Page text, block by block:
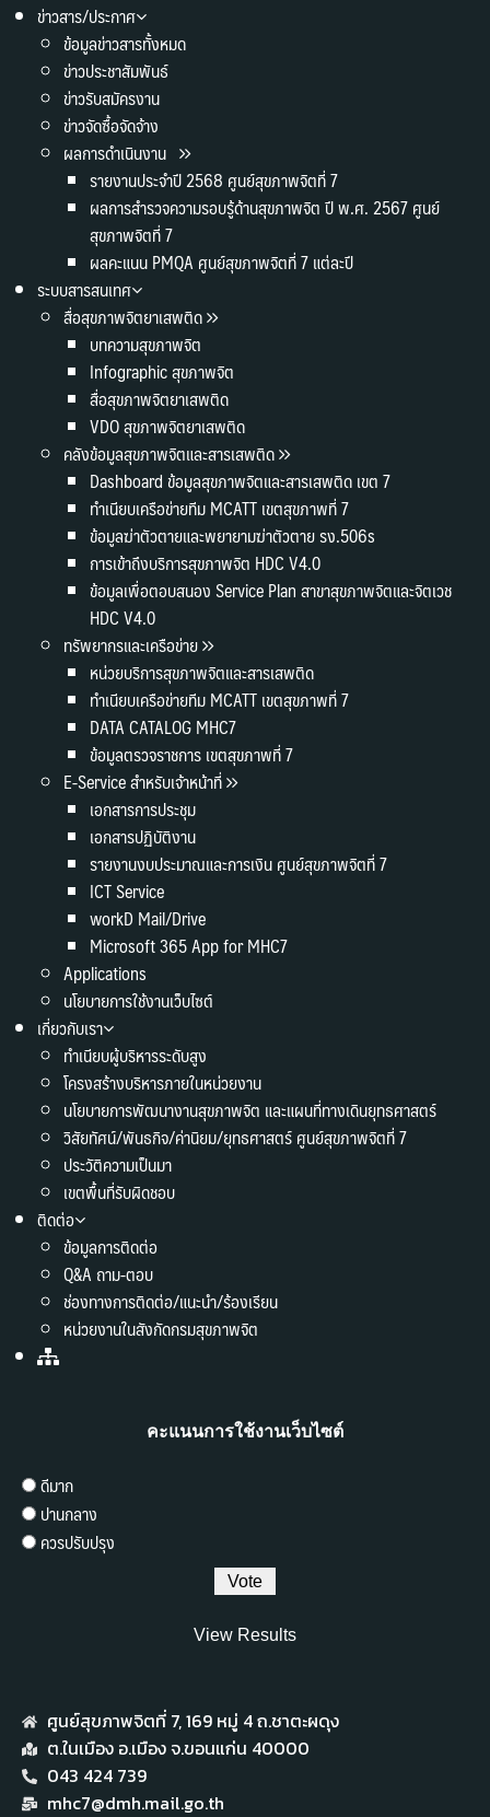
ข่าวสาร/ประกาศ
ข้อมูลข่าวสารทั้งหมด
ข่าวประชาสัมพันธ์
ข่าวรับสมัครงาน
ข่าวจัดซื้อจัดจ้าง
ผลการดำเนินงาน
รายงานประจำปี 2568 ศูนย์สุขภาพจิตที่ 7
ผลการสำรวจความรอบรู้ด้านสุขภาพจิต ปี พ.ศ. 2567 ศูนย์
สุขภาพจิตที่ 7
ผลคะแนน PMQA ศูนย์สุขภาพจิตที่ 7 แต่ละปี
ระบบสารสนเทศ
สื่อสุขภาพจิตยาเสพติด
บทความสุขภาพจิต
Infographic สุขภาพจิต
สื่อสุขภาพจิตยาเสพติด
VDO สุขภาพจิตยาเสพติด
คลังข้อมูลสุขภาพจิตและสารเสพติด
Dashboard ข้อมูลสุขภาพจิตและสารเสพติด เขต 7
ทำเนียบเครือข่ายทีม MCATT เขตสุขภาพที่ 7
ข้อมูลฆ่าตัวตายและพยายามฆ่าตัวตาย รง.506s
การเข้าถึงบริการสุขภาพจิต HDC V4.0
ข้อมูลเพื่อตอบสนอง Service Plan สาขาสุขภาพจิตและจิตเวช
HDC V4.0
ทรัพยากรและเครือข่าย
หน่วยบริการสุขภาพจิตและสารเสพติด
ทำเนียบเครือข่ายทีม MCATT เขตสุขภาพที่ 7
DATA CATALOG MHC7
ข้อมูลตรวจราชการ เขตสุขภาพที่ 7
E-Service สำหรับเจ้าหน้าที่
เอกสารการประชุม
เอกสารปฏิบัติงาน
รายงานงบประมาณและการเงิน ศูนย์สุขภาพจิตที่ 7
ICT Service
workD Mail/Drive
Microsoft 365 App for MHC7
Applications
นโยบายการใช้งานเว็บไซต์
เกี่ยวกับเรา
ทำเนียบผู้บริหารระดับสูง
โครงสร้างบริหารภายในหน่วยงาน
นโยบายการพัฒนางานสุขภาพจิต และแผนที่ทางเดินยุทธศาสตร์
วิสัยทัศน์/พันธกิจ/ค่านิยม/ยุทธศาสตร์ ศูนย์สุขภาพจิตที่ 7
ประวัติความเป็นมา
เขตพื้นที่รับผิดชอบ
ติดต่อ
ข้อมูลการติดต่อ
Q&A ถาม-ตอบ
ช่องทางการติดต่อ/แนะนำ/ร้องเรียน
หน่วยงานในสังกัดกรมสุขภาพจิต
คะแนนการใช้งานเว็บไซต์
ดีมาก
ปานกลาง
ควรปรับปรุง
View Results
ศูนย์สุขภาพจิตที่ 7,​ 169 หมู่ 4 ถ.ชาตะผดุง
ต.ในเมือง อ.เมือง จ.ขอนแก่น 40000
043 424 739
mhc7@dmh.mail.go.th